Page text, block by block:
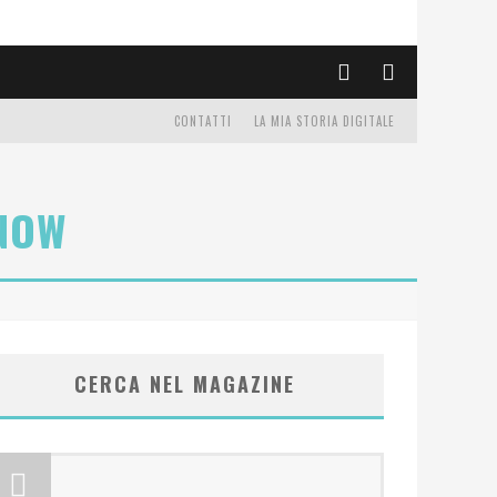
LA MIA STORIA DIGITALE
CONTATTI
CERCA NEL MAGAZINE